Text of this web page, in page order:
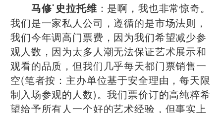
马修˙史拉托维：是啊，我也非常惊奇。
我们是一家私人公司，遵循的是市场法则，
我们今年调高门票费，因为我们希望减少参
观人数，因为太多人潮无法保证艺术展示和
观看的品质，但我们几乎每天都门票销售一
空(笔者按：主办单位基于安全理由，每天限
制入场参观的人数)。我们票价订的高纯粹希
望给予所有人一个好的艺术经验，但事实上